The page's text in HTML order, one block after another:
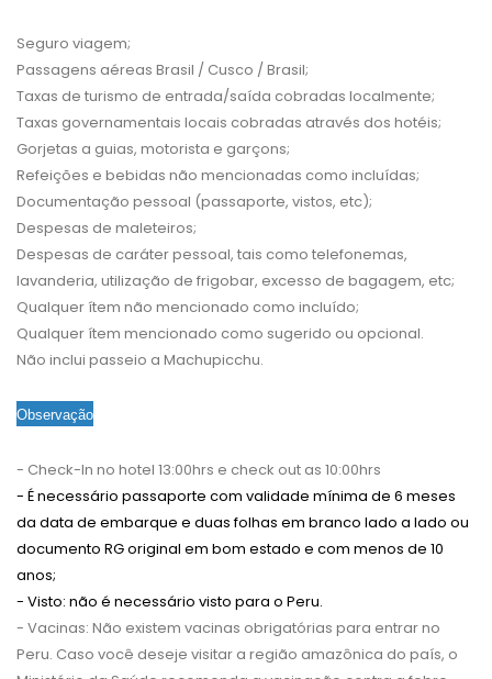
Seguro viagem;
Passagens aéreas Brasil / Cusco / Brasil;
Taxas de turismo de entrada/saída cobradas localmente;
Taxas governamentais locais cobradas através dos hotéis;
Gorjetas a guias, motorista e garçons;
Refeições e bebidas não mencionadas como incluídas;
Documentação pessoal (passaporte, vistos, etc);
Despesas de maleteiros;
Despesas de caráter pessoal, tais como telefonemas,
lavanderia, utilização de frigobar, excesso de bagagem, etc;
Qualquer ítem não mencionado como incluído;
Qualquer ítem mencionado como sugerido ou opcional.
Não inclui passeio a Machupicchu.
Observação
- Check-In no hotel 13:00hrs e check out as 10:00hrs
- É necessário passaporte com validade mínima de 6 meses
da data de embarque e duas folhas em branco lado a lado ou
documento RGoriginal em bom estado e com menos de 10
anos;
- Visto: não é necessário visto para o Peru.
- Vacinas: Não existem vacinas obrigatórias para entrar no
Peru. Caso você deseje visitar a região amazônica do país, o